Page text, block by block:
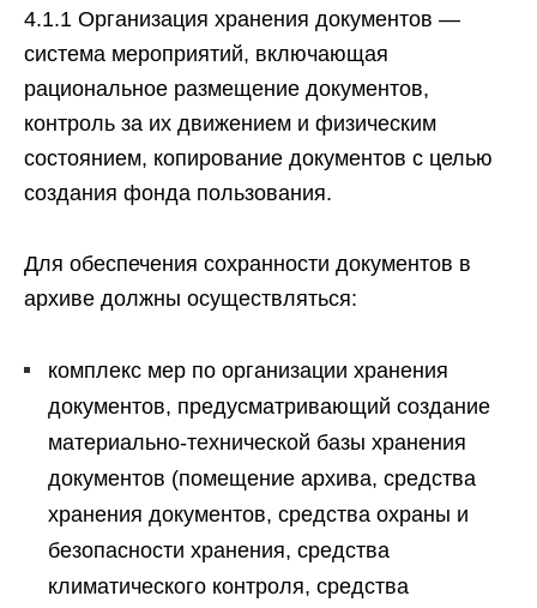
4.1.1 Организация хранения документов —
система мероприятий, включающая
рациональное размещение документов,
контроль за их движением и физическим
состоянием, копирование документов с целью
создания фонда пользования.
Для обеспечения сохранности документов в
архиве должны осуществляться:
комплекс мер по организации хранения
документов, предусматривающий создание
материально-технической базы хранения
документов (помещение архива, средства
хранения документов, средства охраны и
безопасности хранения, средства
климатического контроля, средства